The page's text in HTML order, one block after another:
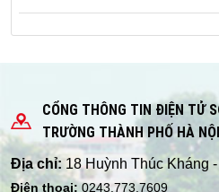
CỔNG THÔNG TIN ĐIỆN TỬ
TRƯỜNG THÀNH PHỐ HÀ NỘI
Địa chỉ: 18 Huỳnh Thúc Kháng
Điện thoại: 0243.773.7609